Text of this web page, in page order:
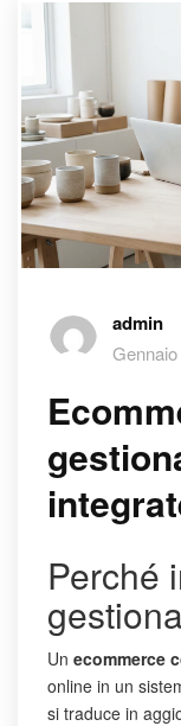
admin
Perché
Un ecommerce
online in un
si traduce in